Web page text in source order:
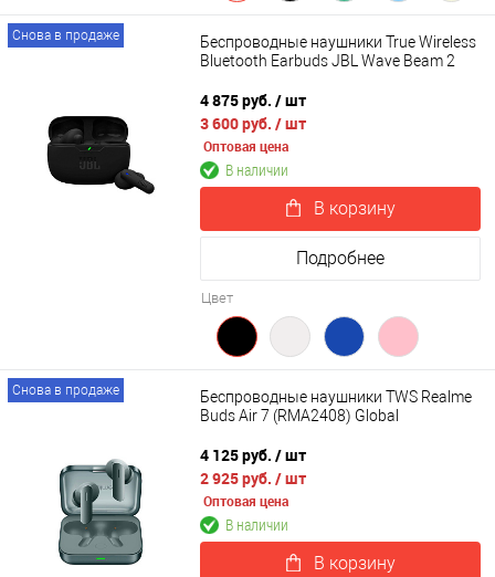
Снова в продаже
Беспроводные наушники True Wireless
Bluetooth Earbuds JBL Wave Beam 2
4 875 руб. / шт
3 600 руб. / шт
Оптовая цена
В наличии
В корзину
Подробнее
Цвет
Снова в продаже
Беспроводные наушники TWS Realme
Buds Air 7 (RMA2408) Global
4 125 руб. / шт
2 925 руб. / шт
Оптовая цена
В наличии
В корзину